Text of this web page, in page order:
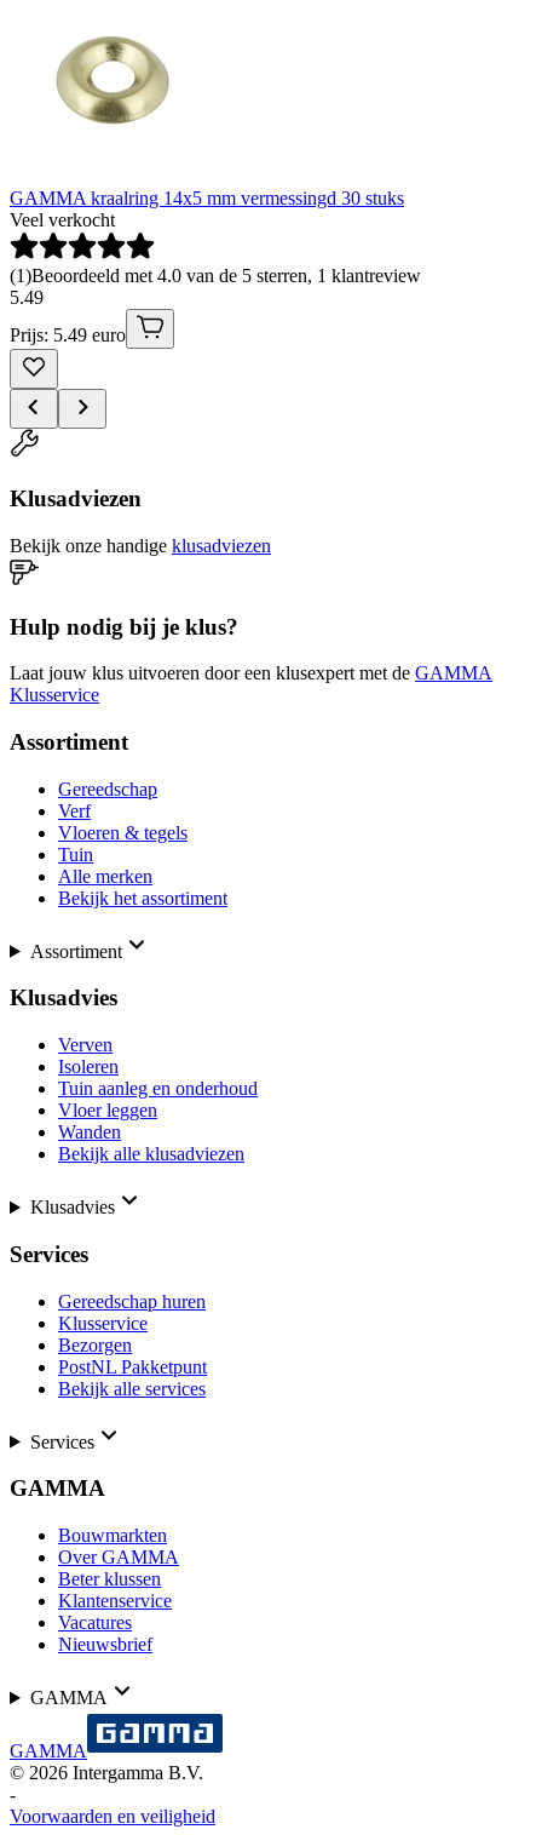
GAMMA kraalring 14x5 mm vermessingd 30 stuks
Veel verkocht
(1)Beoordeeld met 4.0 van de 5 sterren, 1 klantreview
5.49
Prijs: 5.49 euro
Klusadviezen
Bekijk onze handige klusadviezen
Hulp nodig bij je klus?
Laat jouw klus uitvoeren door een klusexpert met de GAMMA
Klusservice
Assortiment
Gereedschap
Verf
Vloeren & tegels
Tuin
Alle merken
Bekijk het assortiment
Assortiment
Klusadvies
Verven
Isoleren
Tuin aanleg en onderhoud
Vloer leggen
Wanden
Bekijk alle klusadviezen
Klusadvies
Services
Gereedschap huren
Klusservice
Bezorgen
PostNL Pakketpunt
Bekijk alle services
Services
GAMMA
Bouwmarkten
Over GAMMA
Beter klussen
Klantenservice
Vacatures
Nieuwsbrief
GAMMA
GAMMA
© 2026 Intergamma B.V.
-
Voorwaarden en veiligheid